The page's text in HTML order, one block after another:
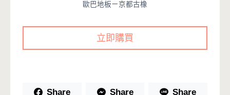
歐巴地板ㄧ京都古橡
立即購買
Share Share Share